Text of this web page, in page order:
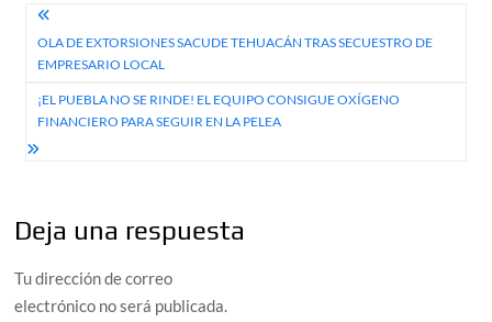
Navegación
de
entradas
OLA DE EXTORSIONES SACUDE TEHUACÁN TRAS SECUESTRO DE
EMPRESARIO LOCAL
¡EL PUEBLA NO SE RINDE! EL EQUIPO CONSIGUE OXÍGENO
FINANCIERO PARA SEGUIR EN LA PELEA
Deja una respuesta
Tu dirección de correo
electrónico no será publicada.